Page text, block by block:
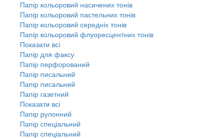
Папір кольоровий насичених тонів
Папір кольоровий пастельних тонів
Папір кольоровий середніх тонів
Папір кольоровий флуоресцентних тонів
Показати всі
Папір для факсу
Папір перфорований
Папір писальний
Папір писальний
Папір газетний
Показати всі
Папір рулонний
Папір спеціальний
Папір спеціальний